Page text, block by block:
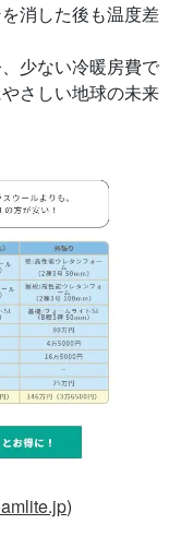
消した後も温度差
少ない冷暖房費で
さしい地球の未来
)